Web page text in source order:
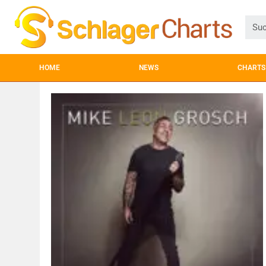
HOME NEWS CHARTS